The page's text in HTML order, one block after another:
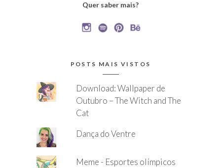
Quer saber mais?
POSTS MAIS VISTOS
Download: Wallpaper de
Outubro – The Witch and The
Cat
Dança do Ventre
Meme - Esportes olímpicos